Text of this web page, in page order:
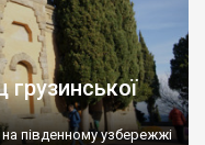
південному узбережжі